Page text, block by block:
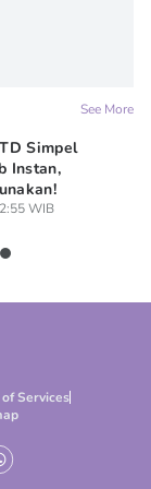
See More
Simpel
Instan,
WIB
Services